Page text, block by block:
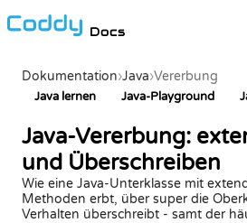
Docs
Dokumentation›Java›Vererbung
Java lernen Java-Playground
Java-Vererbung:
und Überschreiben
Wie eine Java-Unterklasse mit
Methoden erbt, über super die
Verhalten überschreibt - samt der